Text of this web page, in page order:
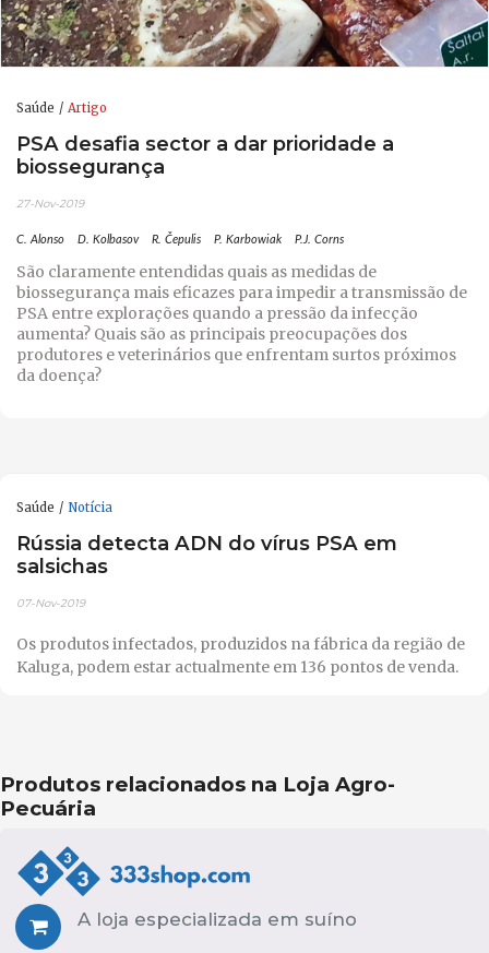
Saúde Artigo
PSA desafia sector a dar prioridade a
biossegurança
27-Nov-2019
C. Alonso D. Kolbasov R. Čepulis P. Karbowiak P.J. Corns
São claramente entendidas quais as medidas de
biossegurança mais eficazes para impedir a transmissão de
PSA entre explorações quando a pressão da infecção
aumenta? Quais são as principais preocupações dos
produtores e veterinários que enfrentam surtos próximos
da doença?
Saúde Notícia
Rússia detecta ADN do vírus PSA em
salsichas
07-Nov-2019
Os produtos infectados, produzidos na fábrica da região de
Kaluga, podem estar actualmente em 136 pontos de venda.
Produtos relacionados na Loja Agro-
Pecuária
A loja especializada em suíno